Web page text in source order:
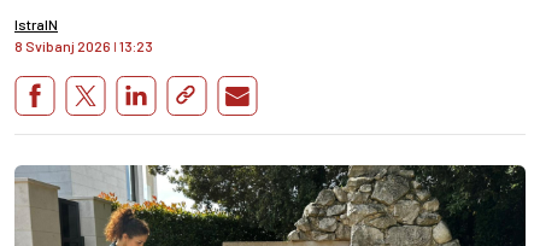
IstraIN
8 Svibanj 2026 I 13:23